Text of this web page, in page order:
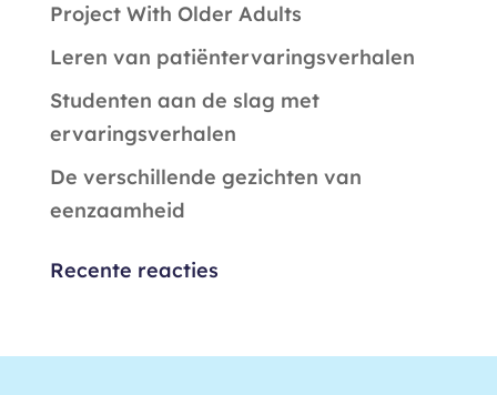
Project With Older Adults
Leren van patiëntervaringsverhalen
Studenten aan de slag met
ervaringsverhalen
De verschillende gezichten van
eenzaamheid
Recente reacties